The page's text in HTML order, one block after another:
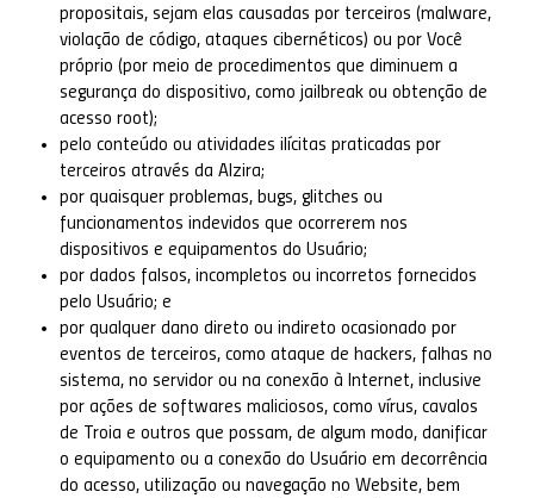
propositais, sejam elas causadas por terceiros (malware,
violação de código, ataques cibernéticos) ou por Você
próprio (por meio de procedimentos que diminuem a
segurança do dispositivo, como jailbreak ou obtenção de
acesso root);
pelo conteúdo ou atividades ilícitas praticadas por
terceiros através da Alzira;
por quaisquer problemas, bugs, glitches ou
funcionamentos indevidos que ocorrerem nos
dispositivos e equipamentos do Usuário;
por dados falsos, incompletos ou incorretos fornecidos
pelo Usuário; e
por qualquer dano direto ou indireto ocasionado por
eventos de terceiros, como ataque de hackers, falhas no
sistema, no servidor ou na conexão à Internet, inclusive
por ações de softwares maliciosos, como vírus, cavalos
de Troia e outros que possam, de algum modo, danificar
o equipamento ou a conexão do Usuário em decorrência
do acesso, utilização ou navegação no Website, bem